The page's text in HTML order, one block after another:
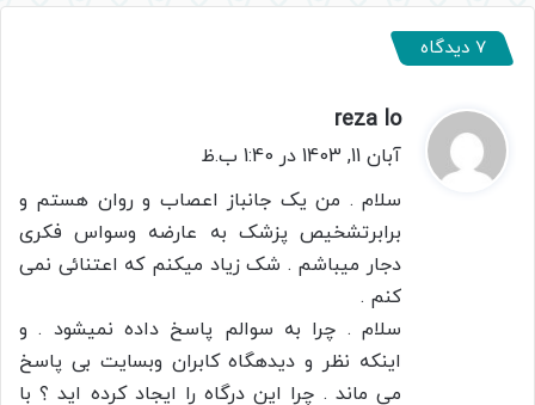
7 دیدگاه
reza lo
ف
آبان 11, 1403 در 1:40 ب.ظ
سلام . من یک جانباز اعصاب و روان هستم و
برابرتشخیص پزشک به عارضه وسواس فکری
دجار میباشم . شک زیاد میکنم که اعتنائی نمی
کنم .
سلام . چرا به سوالم پاسخ داده نمیشود . و
اینکه نظر و دیدهگاه کابران وبسایت بی پاسخ
می ماند . چرا این درگاه را ایجاد کرده اید ؟ با